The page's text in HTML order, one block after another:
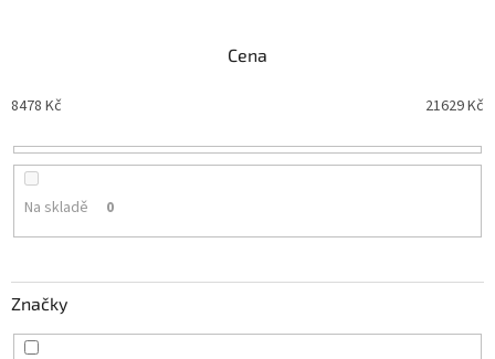
p
o
ů
Cena
8478 Kč 21629Kč
Na skladě 0
Značky